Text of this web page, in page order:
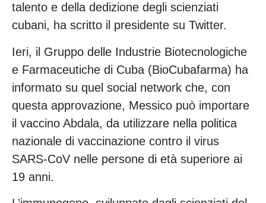
talento e della dedizione degli scienziati
cubani, ha scritto il presidente su Twitter.
Ieri, il Gruppo delle Industrie Biotecnologiche
e Farmaceutiche di Cuba (BioCubafarma) ha
informato su quel social network che, con
questa approvazione, Messico può importare
il vaccino Abdala, da utilizzare nella politica
nazionale di vaccinazione contro il virus
SARS-CoV nelle persone di età superiore ai
19 anni.